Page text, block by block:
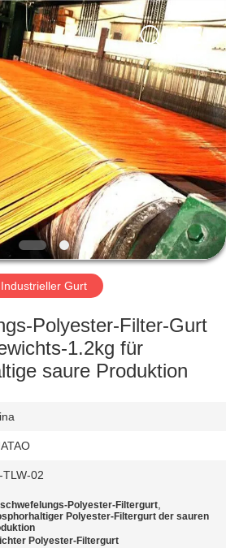
Industrieller Gurt
Polyester-Filter-Gurt
1.2kg für
saure Produktion
TLW-02
Polyester-Filtergurt,
Polyester-Filtergurt der sauren
Polyester-Filtergurt